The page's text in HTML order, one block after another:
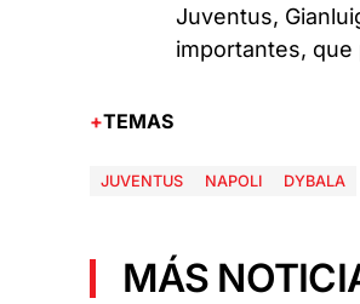
Juventus,
importantes,
TEMAS
JUVENTUS NAPOLI DYBALA
MÁS